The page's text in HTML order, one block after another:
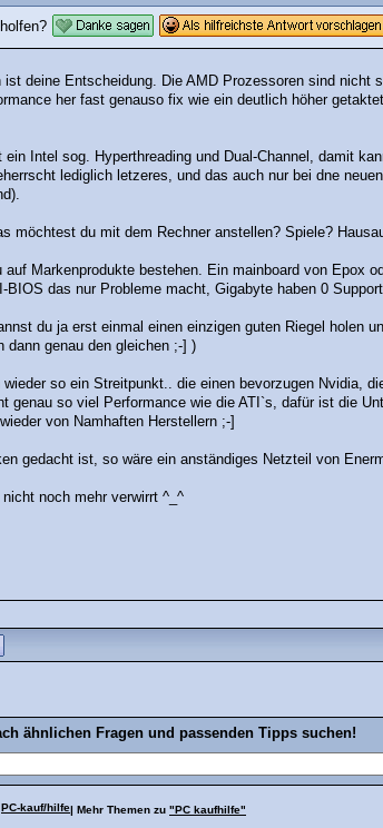
ist deine Entscheidung. Die AMD Prozessoren sind nicht
her fast genauso fix wie ein deutlich höher
Intel sog. Hyperthreading und Dual-Channel, damit
lediglich letzeres, und das auch nur bei dne
möchtest du mit dem Rechner anstellen? Spiele?
auf Markenprodukte bestehen. Ein mainboard von Epox
das nur Probleme macht, Gigabyte haben 0 Support.
du ja erst einmal einen einzigen guten Riegel holen
dann genau den gleichen ;-] )
so ein Streitpunkt.. die einen bevorzugen Nvidia,
genau so viel Performance wie die ATI`s, dafür ist die
von Namhaften Herstellern ;-]
gedacht ist, so wäre ein anständiges Netzteil von
noch mehr verwirrt ^_^
ähnlichen Fragen und passenden Tipps suchen!
PC-kauf/hilfe| Mehr Themen zu "PC kaufhilfe"